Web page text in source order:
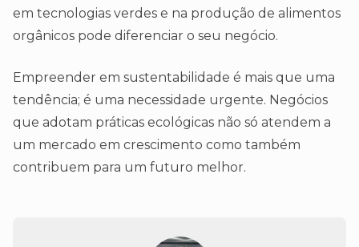
em tecnologias verdes e na produção de alimentos
orgânicos pode diferenciar o seu negócio.
Empreender em sustentabilidade é mais que uma
tendência; é uma necessidade urgente. Negócios
que adotam práticas ecológicas não só atendem a
um mercado em crescimento como também
contribuem para um futuro melhor.